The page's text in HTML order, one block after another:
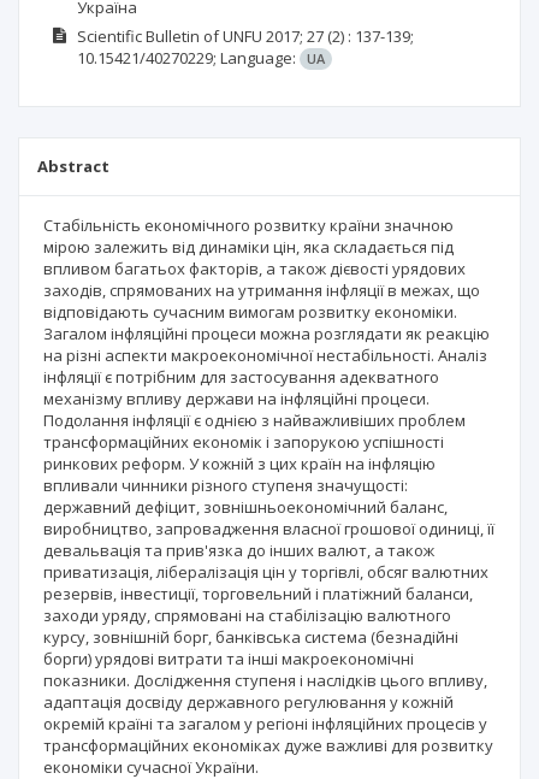
Україна
Scientific Bulletin of UNFU 2017; 27(2) : 137-139;
10.15421/40270229; Language: UA
Abstract
Стабільність економічного розвитку країни значною
мірою залежить від динаміки цін, яка складається під
впливом багатьох факторів, а також дієвості урядових
заходів, спрямованих на утримання інфляції в межах, що
відповідають сучасним вимогам розвитку економіки.
Загалом інфляційні процеси можна розглядати як реакцію
на різні аспекти макроекономічної нестабільності. Аналіз
інфляції є потрібним для застосування адекватного
механізму впливу держави на інфляційні процеси.
Подолання інфляції є однією з найважливіших проблем
трансформаційних економік і запорукою успішності
ринкових реформ. У кожній з цих країн на інфляцію
впливали чинники різного ступеня значущості:
державний дефіцит, зовнішньоекономічний баланс,
виробництво, запровадження власної грошової одиниці, її
девальвація та прив'язка до інших валют, а також
приватизація, лібералізація цін у торгівлі, обсяг валютних
резервів, інвестиції, торговельний і платіжний баланси,
заходи уряду, спрямовані на стабілізацію валютного
курсу, зовнішній борг, банківська система (безнадійні
борги) урядові витрати та інші макроекономічні
показники. Дослідження ступеня і наслідків цього впливу,
адаптація досвіду державного регулювання у кожній
окремій країні та загалом у регіоні інфляційних процесів у
трансформаційних економіках дуже важливі для розвитку
економіки сучасної України.